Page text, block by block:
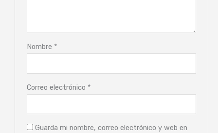
Nombre *
Correo electrónico *
Guarda mi nombre, correo electrónico y web en